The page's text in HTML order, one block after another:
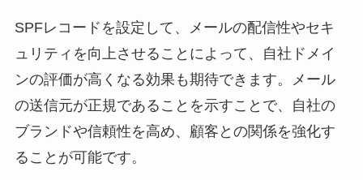
SPFレコードを設定して、メールの配信性やセキ
ュリティを向上させることによって、自社ドメイ
ンの評価が高くなる効果も期待できます。メール
の送信元が正規であることを示すことで、自社の
ブランドや信頼性を高め、顧客との関係を強化す
ることが可能です。